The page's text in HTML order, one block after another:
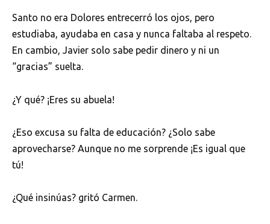
Santo no era Dolores entrecerró los ojos, pero
estudiaba, ayudaba en casa y nunca faltaba al respeto.
En cambio, Javier solo sabe pedir dinero y ni un
“gracias” suelta.
¿Y qué? ¡Eres su abuela!
¿Eso excusa su falta de educación? ¿Solo sabe
aprovecharse? Aunque no me sorprende ¡Es igual que
tú!
¿Qué insinúas? gritó Carmen.